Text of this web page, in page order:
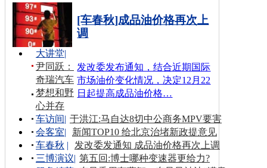
[车春秋]成品油价格再次上
调
发改委发布通知，结合近期国际
市场油价变化情况，决定12月22
日起提高成品油价格…
大讲堂|
尹同跃：
奇瑞汽车
梦想和野
心并存
车访间| 于洪江:马自达8切中公商务MPV要害
会客室|
新闻TOP10 给北京治堵新政提意见
车春秋 |
发改委发通知 成品油价格再次上调
三博演议| 第五回:博士哪种变速器更给力?